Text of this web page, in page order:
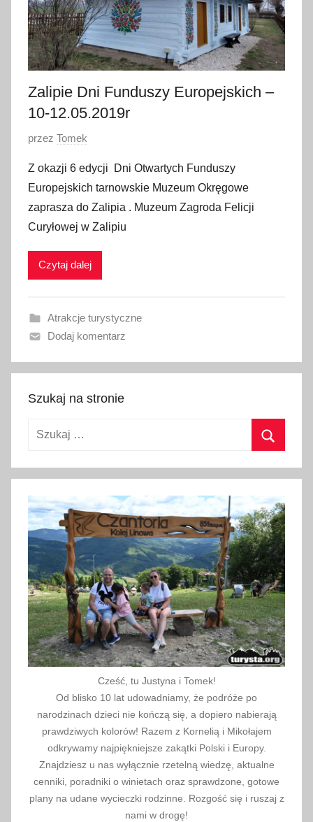
Zalipie Dni Funduszy Europejskich –
10-12.05.2019r
O
u
b
l
i
w
n
o
9
k
t
i
a
2
1
9
przez Tomek
Z okazji 6 edycji Dni Otwartych Funduszy
Europejskich tarnowskie Muzeum Okręgowe
zaprasza do Zalipia . Muzeum Zagroda Felicji
Curyłowej w Zalipiu
Czytaj dalej
Atrakcje turystyczne
Dodaj komentarz
Szukaj na stronie
Szukaj:
Cześć, tu Justyna i Tomek!
Od blisko 10 lat udowadniamy, że podróże po
narodzinach dzieci nie kończą się, a dopiero nabierają
prawdziwych kolorów! Razem z Kornelią i Mikołajem
odkrywamy najpiękniejsze zakątki Polski i Europy.
Znajdziesz u nas wyłącznie rzetelną wiedzę, aktualne
cenniki, poradniki o winietach oraz sprawdzone, gotowe
plany na udane wycieczki rodzinne. Rozgość się i ruszaj z
nami w drogę!